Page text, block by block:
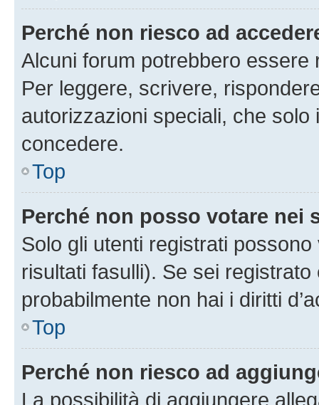
Perché non riesco ad
Alcuni forum potrebbero
Per leggere, scrivere,
autorizzazioni speciali, che solo
concedere.
Top
Perché non posso votare nei
Solo gli utenti registrati
risultati fasulli). Se sei
probabilmente non hai i diritti
Top
Perché non riesco ad
La possibilità di aggiungere